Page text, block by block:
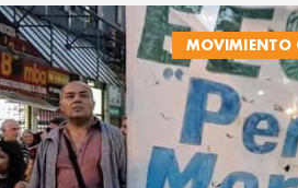
MOVIMIENTO